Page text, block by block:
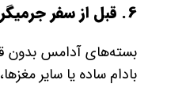
6. قبل از سفر جرمیگری دندان انجام دهید
بسته‌های آدامس بدون
بادام ساده یا سایر